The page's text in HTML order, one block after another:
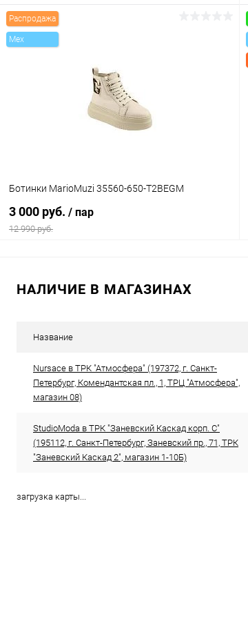
Распродажа
Mex
Ботинки MarioMuzi 35560-650-T2BEGM
3 000 руб. / пар
12 990 руб.
37 39
НАЛИЧИЕ В МАГАЗИНАХ
Название
Nursace в ТРК "Атмосфера" (197372, г. Санкт-
Петербург, Комендантская пл., 1, ТРЦ "Атмосфера",
магазин 08)
StudioModa в ТРК "Заневский Каскад корп. С"
(195112, г. Санкт-Петербург, Заневский пр., 71, ТРК
"Заневский Каскад 2", магазин 1-10Б)
загрузка карты...